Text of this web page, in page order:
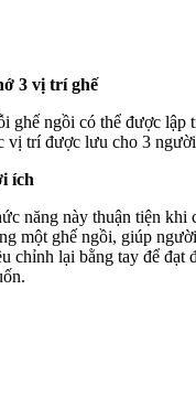
3 vị trí ghế
ghế ngồi có thể được lập
vị trí được lưu cho 3
ích
năng này thuận tiện khi
một ghế ngồi, giúp
chỉnh lại bằng tay để đạt